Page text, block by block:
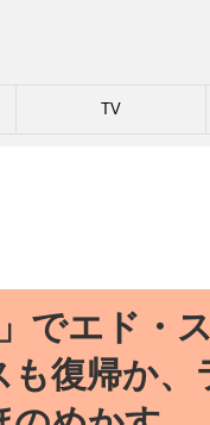
TV
でエド・
復帰か、